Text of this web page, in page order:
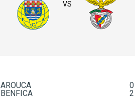
VS
AROUCA
0
BENFICA
2